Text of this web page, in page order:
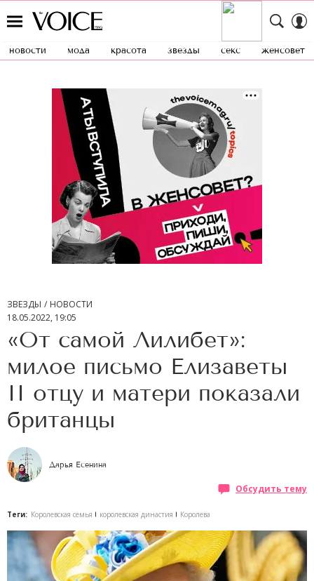
новости мода красота звезды секс женсовет
ЗВЕЗДЫ
НОВОСТИ
18.05.2022, 19:05
«От самой Лилибет»:
милое письмо Елизаветы
II отцу и матери показали
британцы
Дарья Есенина
Обсудить тему
Теги: Королевская семья королевская династия Королева